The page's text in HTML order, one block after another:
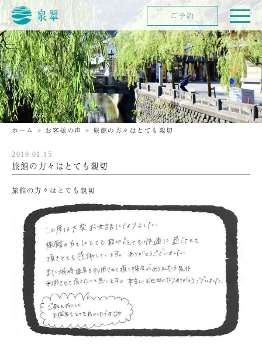
ホーム > お客様の声 > 旅館の方々はとても親切
2019.01.15
旅館の方々はとても親切
旅館の方々はとても親切
ご予約